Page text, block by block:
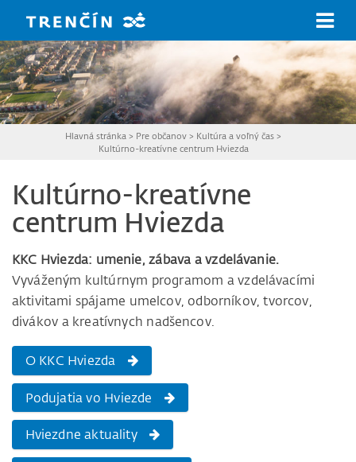
Hlavná stránka > Pre občanov > Kultúra a voľný čas >
Kultúrno-kreatívne centrum Hviezda
Kultúrno-kreatívne
centrum Hviezda
KKC Hviezda: umenie, zábava a vzdelávanie.
Vyváženým kultúrnym programom a vzdelávacími
aktivitami spájame umelcov, odborníkov, tvorcov,
divákov a kreatívnych nadšencov.
O KKC Hviezda
Podujatia vo Hviezde
Hviezdne aktuality